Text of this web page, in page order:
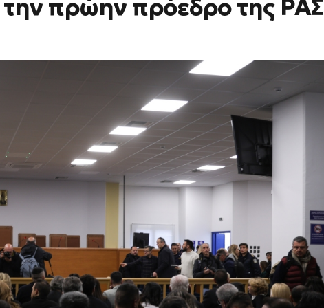
πρώην πρόεδρο της ΡΑΣ